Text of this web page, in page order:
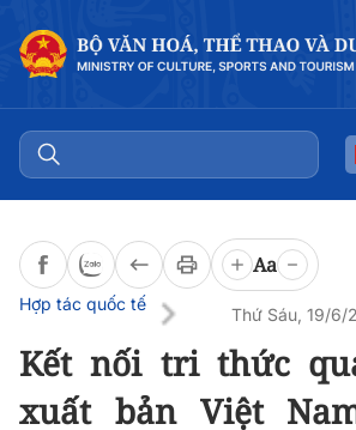
Aa
Hợp tác quốc tế
Thứ Sáu, 19/6/
Kết nối tri thức
xuất bản Việt
Đọc bài